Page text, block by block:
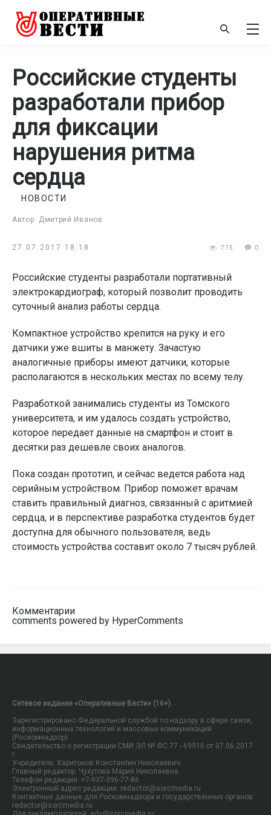
Российские студенты
разработали прибор
для фиксации
нарушения ритма
сердца
Автор: Дмитрий Иванов
НОВОСТИ
27.07.2017 18:18 775 0
Российские студенты разработали портативный
электрокардиограф, который позволит проводить
суточный анализ работы сердца.
Компактное устройство крепится на руку и его
датчики уже вшиты в манжету. Зачастую
аналогичные приборы имеют датчики, которые
располагаются в нескольких местах по всему телу.
Разработкой занимались студенты из Томского
университета, и им удалось создать устройство,
которое передает данные на смартфон и стоит в
десятки раз дешевле своих аналогов.
Пока создан прототип, и сейчас ведется работа над
серийным устройством. Прибор поможет врачам
ставить правильный диагноз, связанный с аритмией
сердца, и в перспективе разработка студентов будет
доступна для обычного пользователя, ведь
стоимость устройства составит около 7 тысяч рублей.
Комментарии
comments powered by HyperComments
Сетевое издание «Оперативные Вести» (16+).
Зарегистрировано Федеральной службой по надзору в сфере связи,
информационных технологий и массовых коммуникаций
(Роскомнадзор).
Свидетельство о регистрации СМИ ЭЛ № ФС 77 - 69916 от 07.06.2017
г.
Учредитель: Харитонов Константин Николаевич.
Главный редактор: Чухутова Мария Николаевна.
Телефон редакции: +7-937-396-77-86
Электронный адрес редакции: redactor@sorcmedia.ru
Контактные данные для Роскомнадзора и государственных органов:
redactor@sorcmedia.ru